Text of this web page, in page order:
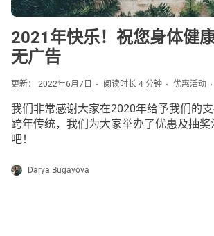
更新： 2022年6月7日 阅读时长 4 分钟 优惠活动
2021年快乐！祝您身体健
无广告
我们非常感谢大家在2020年给予我们的
跨年传统，我们为大家举办了优惠及抽
吧！
Darya Bugayova